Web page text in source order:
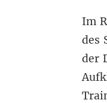
Im
des
der